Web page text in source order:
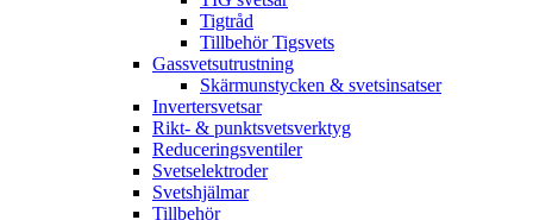
Tigtråd
Tillbehör Tigsvets
Gassvetsutrustning
Skärmunstycken & svetsinsatser
Invertersvetsar
Rikt- & punktsvetsverktyg
Reduceringsventiler
Svetselektroder
Svetshjälmar
Tillbehör